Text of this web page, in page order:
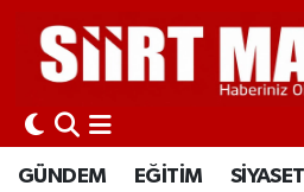
GÜNDEM EĞİTİM SİYASET
GÜNDEM
EĞİTİM
Siirt Nöbetçi Eczaneler
Siirt Hava Durumu